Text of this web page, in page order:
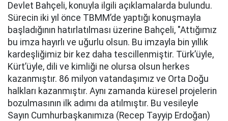
Devlet Bahçeli, konuyla ilgili açıklamalarda bulundu.
Sürecin iki yıl önce TBMM’de yaptığı konuşmayla
başladığının hatırlatılması üzerine Bahçeli, "Attığımız
bu imza hayırlı ve uğurlu olsun. Bu imzayla bin yıllık
kardeşliğimiz bir kez daha tescillenmiştir. Türk’üyle,
Kürt’üyle, dili ve kimliği ne olursa olsun herkes
kazanmıştır. 86 milyon vatandaşımız ve Orta Doğu
halkları kazanmıştır. Aynı zamanda küresel projelerin
bozulmasının ilk adımı da atılmıştır. Bu vesileyle
Sayın Cumhurbaşkanımıza (Recep Tayyip Erdoğan)